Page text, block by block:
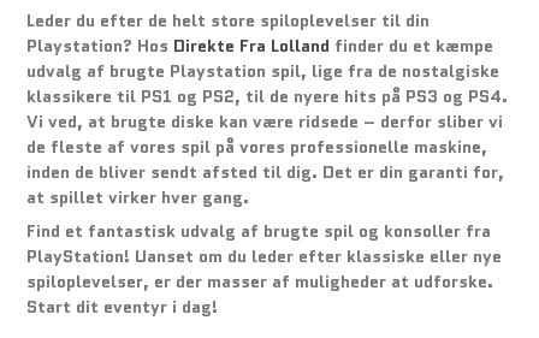
Leder du efter de helt store spiloplevelser til din
Playstation? Hos Direkte Fra Lolland finder du et kæmpe
udvalg af brugte Playstation spil, lige fra de nostalgiske
klassikere til PS1 og PS2, til de nyere hits på PS3 og PS4.
Vi ved, at brugte diske kan være ridsede – derfor sliber vi
de fleste af vores spil på vores professionelle maskine,
inden de bliver sendt afsted til dig. Det er din garanti for,
at spillet virker hver gang.
Find et fantastisk udvalg af brugte spil og konsoller fra
PlayStation! Uanset om du leder efter klassiske eller nye
spiloplevelser, er der masser af muligheder at udforske.
Start dit eventyr i dag!